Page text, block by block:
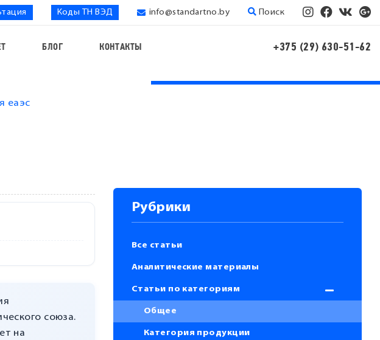
Коды ТН ВЭД info@standartno.by Поиск
БЛОГ КОНТАКТЫ +375 (29) 630-51-62
еаэс
союза.
на
Рубрики
Все статьи
Аналитические материалы
Статьи по категориям
Общее
Категория продукции